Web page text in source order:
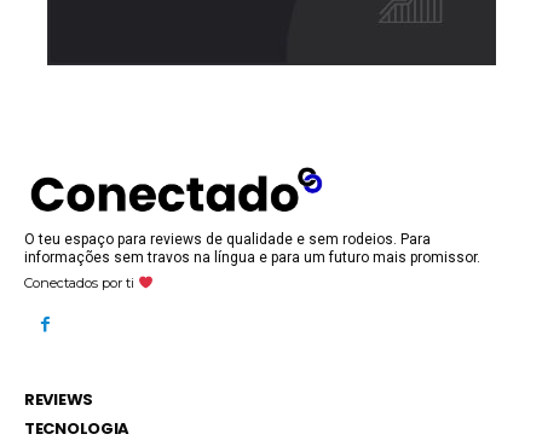
O teu espaço para reviews de qualidade e sem rodeios. Para
informações sem travos na língua e para um futuro mais promissor.
Conectados por ti
REVIEWS
TECNOLOGIA